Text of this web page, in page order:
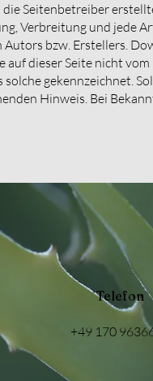
die Seitenbetreiber
Verbreitung und jede
Autors bzw. Erstellers.
auf dieser Seite nicht
solche gekennzeichnet.
Hinweis. Bei
Telefon
+49 170